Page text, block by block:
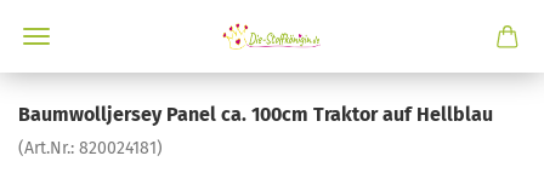
Baumwolljersey Panel ca. 100cm Traktor auf Hellblau
(Art.Nr.: 820024181)